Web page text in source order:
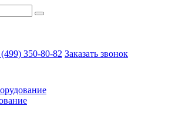
350-80-82 Заказать звонок